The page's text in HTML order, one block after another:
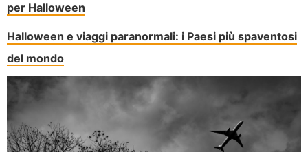
per Halloween
Halloween e viaggi paranormali: i Paesi più spaventosi
del mondo